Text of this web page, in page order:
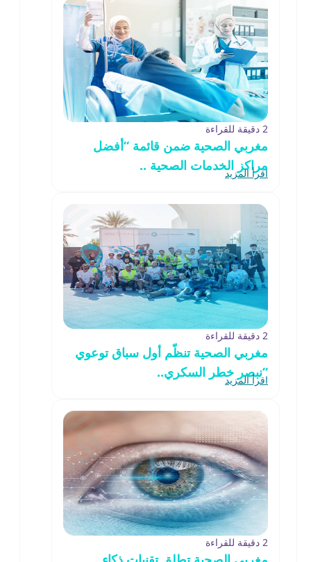
2 دقيقة للقراءة
مغربي الصحية ضمن قائمة “أفضل
مراكز الخدمات الصحية ..
اقرأ المزيد
2 دقيقة للقراءة
مغربي الصحية تنظّم أول سباق توعوي
“نبصر خطر السكري..
اقرأ المزيد
2 دقيقة للقراءة